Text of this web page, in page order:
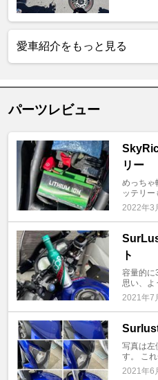
愛車紹介をもっと見る
パーツレビュー
リー
めっちゃ
ッテリー
2022年3
ト
容量的に
思い、よ
2021年7
写真は左
す。 こ
2021年6